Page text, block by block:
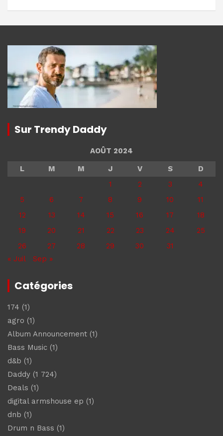
Sur Trendy Daddy
AOÛT 2024
L
M M J V S
D
1
2 3
4
5
6 7 8 9 10
11
12
13 14 15 16 17
18
19
20 21 22 23 24
25
26
27 28 29 30
31
« Juil
Sep »
Catégories
174 (1)
agro (1)
Album Announcement (1)
Bass Music (1)
d&b (1)
Daddy (1 724)
Deals (1)
digital armshouse ep (1)
dnb (1)
Drum n Bass (1)